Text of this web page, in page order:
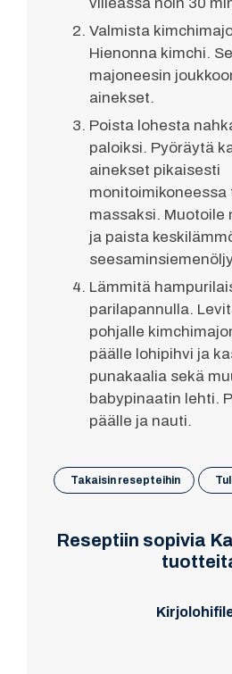
Valmista
Hienonna kimchi.
majoneesin
ainekset.
Poista lohesta
paloiksi. Pyöräytä
ainekset pikaisesti
monitoimikoneessa
massaksi. Muotoile
ja paista
Lämmitä
parilapannulla.
pohjalle
päälle lohipihvi ja
punakaalia sekä
babypinaatin lehti.
päälle ja nauti.
Takaisin resepteihin
Reseptiin sopivia